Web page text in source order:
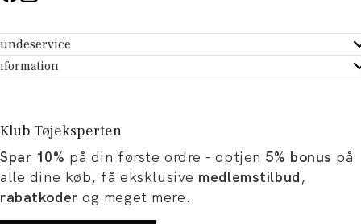
- Hjælpecenter
dit køb
Tøjeksperten
og artikler
og karriere
Klub Tøjeksperten
Spar 10% på din første ordre - optjen 5% bonus på
alle dine køb, få eksklusive medlemstilbud,
rabatkoder og meget mere.